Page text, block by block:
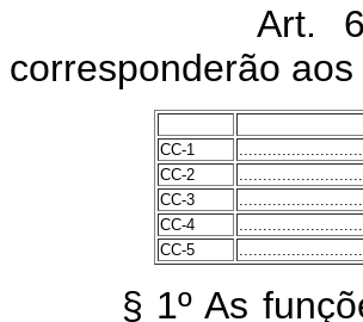
Art.
corresponderão
CC-1
CC-2
CC-3
CC-4
CC-5
§ 1º As